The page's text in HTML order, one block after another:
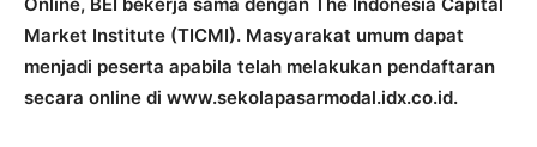
Market Institute (TICMI). Masyarakat umum dapat
menjadi peserta apabila telah melakukan pendaftaran
secara online di www.sekolapasarmodal.idx.co.id.